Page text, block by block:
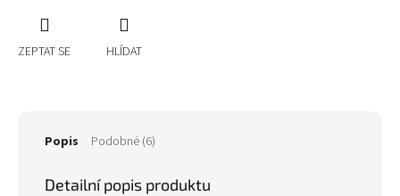
ZEPTAT SE HLÍDAT
Popis Podobné (6)
Detailní popis produktu